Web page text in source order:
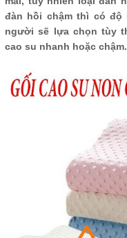
đàn hồi chậm thì có độ
người sẽ lựa chọn tùy
cao su nhanh hoặc chậm.